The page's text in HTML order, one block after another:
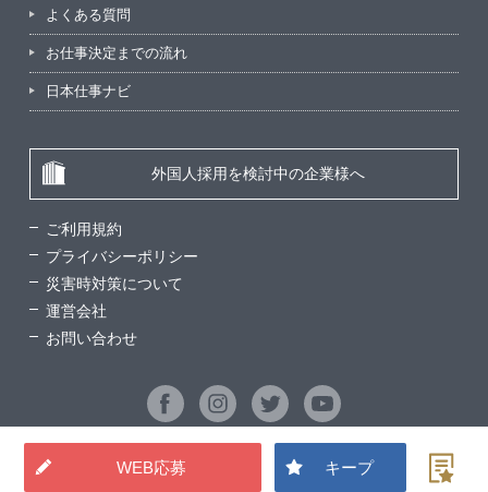
WEB応募 キープ
よくある質問
お仕事決定までの流れ
日本仕事ナビ
外国人採用を検討中の企業様へ
ご利用規約
プライバシーポリシー
災害時対策について
運営会社
お問い合わせ
©2026 Good Man Service All Rights Reserved.